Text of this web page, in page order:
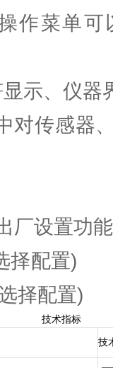
作菜单可
显示、
感器、
厂设置功
抢(
择配置)
技术指标
技